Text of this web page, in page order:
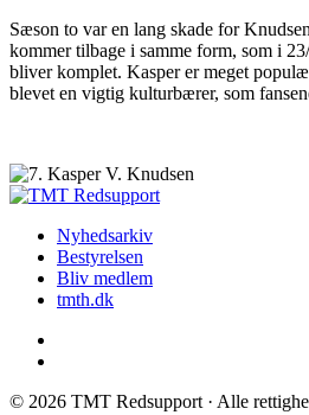
Sæson to var en lang skade for
kommer tilbage i samme form, som i
bliver komplet. Kasper er meget
blevet en vigtig kulturbærer, som
Nyhedsarkiv
Bestyrelsen
Bliv medlem
tmth.dk
© 2026 TMT Redsupport · Alle